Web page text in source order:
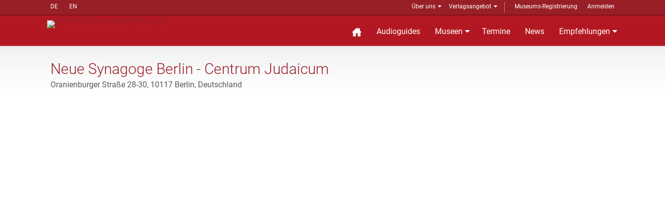
DE EN Über uns Verlagsangebot Museums-Registrierung Anmelden
Audioguides Museen Termine News Empfehlungen
Neue Synagoge Berlin - Centrum Judaicum
Oranienburger Straße 28-30, 10117 Berlin, Deutschland